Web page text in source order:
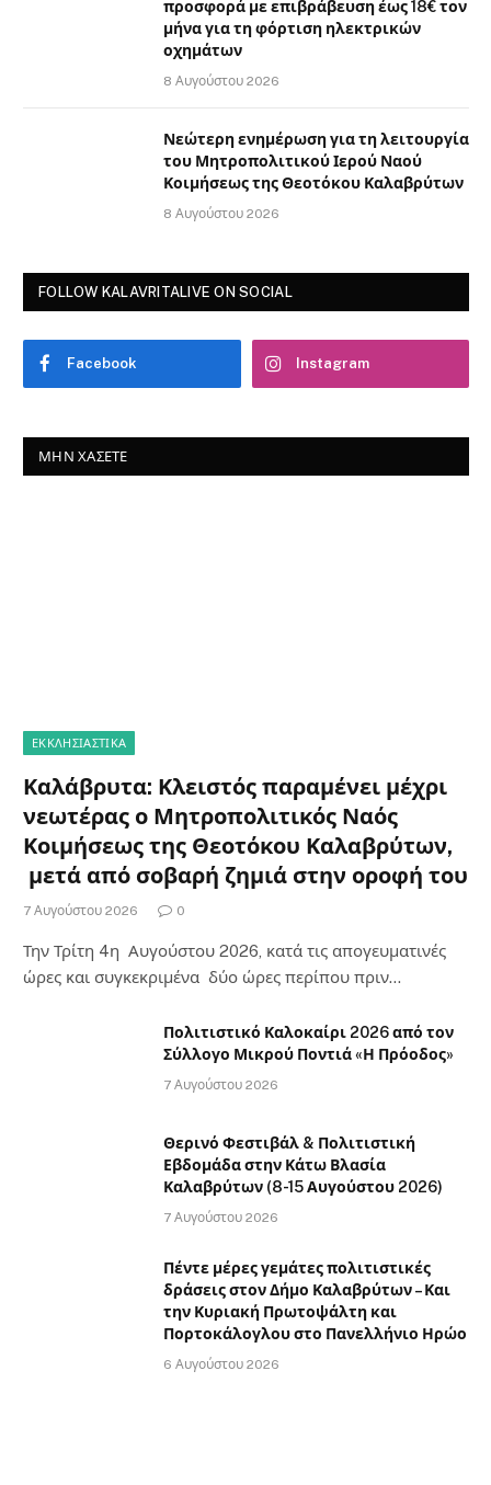
προσφορά με επιβράβευση έως 18€ τον
μήνα για τη φόρτιση ηλεκτρικών
οχημάτων
8 Αυγούστου 2026
Νεώτερη ενημέρωση για τη λειτουργία
του Μητροπολιτικού Ιερού Ναού
Κοιμήσεως της Θεοτόκου Καλαβρύτων
8 Αυγούστου 2026
FOLLOW KALAVRITALIVE ON SOCIAL
Facebook Instagram
ΜΗΝ ΧΆΣΕΤΕ
ΕΚΚΛΗΣΙΑΣΤΙΚΑ
Καλάβρυτα: Κλειστός παραμένει μέχρι
νεωτέρας ο Μητροπολιτικός Ναός
Κοιμήσεως της Θεοτόκου Καλαβρύτων,
μετά από σοβαρή ζημιά στην οροφή του
7 Αυγούστου 2026 0
Την Τρίτη 4η Αυγούστου 2026, κατά τις απογευματινές
ώρες και συγκεκριμένα δύο ώρες περίπου πριν…
Πολιτιστικό Καλοκαίρι 2026 από τον
Σύλλογο Μικρού Ποντιά «Η Πρόοδος»
7 Αυγούστου 2026
Θερινό Φεστιβάλ & Πολιτιστική
Εβδομάδα στην Κάτω Βλασία
Καλαβρύτων (8-15 Αυγούστου 2026)
7 Αυγούστου 2026
Πέντε μέρες γεμάτες πολιτιστικές
δράσεις στον Δήμο Καλαβρύτων – Και
την Κυριακή Πρωτοψάλτη και
Πορτοκάλογλου στο Πανελλήνιο Ηρώο
6 Αυγούστου 2026